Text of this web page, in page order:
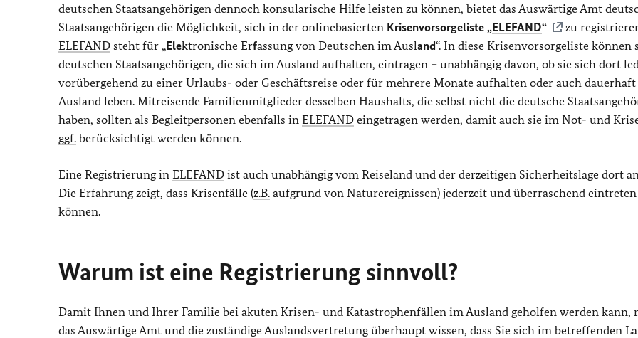
deutschen Staatsangehörigen dennoch konsularische Hilfe leisten zu können, bietet das Auswärtige Amt
Staatsangehörigen die Möglichkeit, sich in der onlinebasierten Krisenvorsorgeliste „ELEFAND“
zu
ELEFAND steht für „Elektronische Erfassung von Deutschen im Ausland“. In diese Krisenvorsorgeliste können
deutschen Staatsangehörigen, die sich im Ausland aufhalten, eintragen – unabhängig davon, ob sie sich dort
vorübergehend zu einer Urlaubs- oder Geschäftsreise oder für mehrere Monate aufhalten oder auch
Ausland leben. Mitreisende Familienmitglieder desselben Haushalts, die selbst nicht die deutsche
haben, sollten als Begleitpersonen ebenfalls in ELEFAND eingetragen werden, damit auch sie im Not- und
ggf. berücksichtigt werden können.
Eine Registrierung in ELEFAND ist auch unabhängig vom Reiseland und der derzeitigen Sicherheitslage dort
Die Erfahrung zeigt, dass Krisenfälle (z.B. aufgrund von Naturereignissen) jederzeit und überraschend eintreten
können.
Warum ist eine Registrierung sinnvoll?
Damit Ihnen und Ihrer Familie bei akuten Krisen- und Katastrophenfällen im Ausland geholfen werden kann,
das Auswärtige Amt und die zuständige Auslandsvertretung überhaupt wissen, dass Sie sich im betreffenden